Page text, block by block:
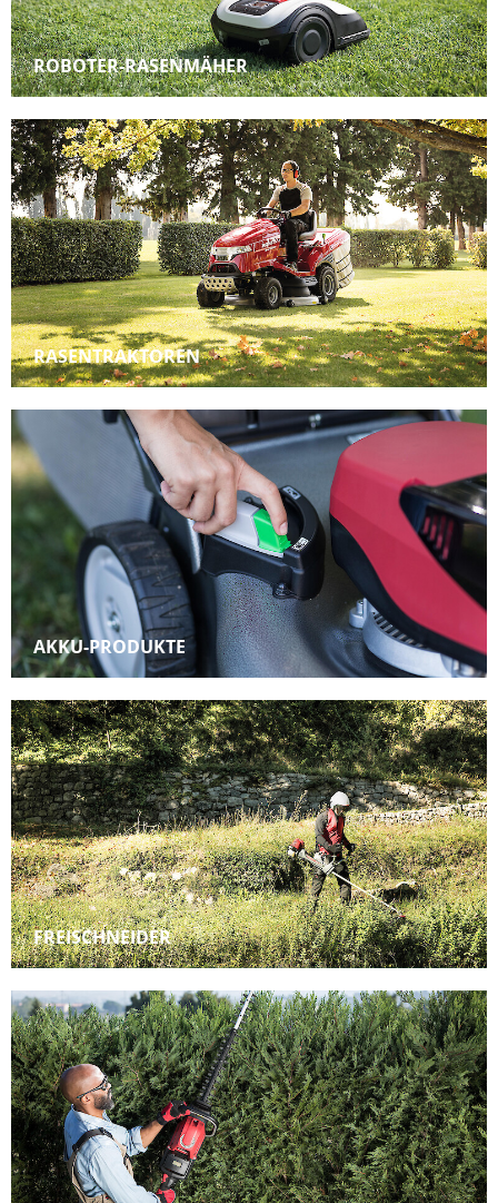
ROBOTER-RASENMÄHER
RASENTRAKTOREN
AKKU-PRODUKTE
FREISCHNEIDER